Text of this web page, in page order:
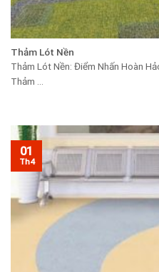
Thảm Lót Nền
Thảm Lót Nền: Điểm Nhấn Hoàn
Thảm ...
01
Th4